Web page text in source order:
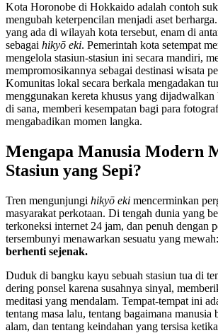
Kota Horonobe di Hokkaido adalah contoh
mengubah keterpencilan menjadi aset
yang ada di wilayah kota tersebut, enam di
sebagai hikyō eki. Pemerintah kota setempat
mengelola stasiun-stasiun ini secara mandiri,
mempromosikannya sebagai destinasi wisata
Komunitas lokal secara berkala mengadakan
menggunakan kereta khusus yang dijadwalkan
di sana, memberi kesempatan bagi para
mengabadikan momen langka.
Mengapa Manusia Modern
Stasiun yang Sepi?
Tren mengunjungi hikyō eki mencerminkan
masyarakat perkotaan. Di tengah dunia yang
terkoneksi internet 24 jam, dan penuh dengan
tersembunyi menawarkan sesuatu yang mewah:
berhenti sejenak.
Duduk di bangku kayu sebuah stasiun tua di
dering ponsel karena susahnya sinyal,
meditasi yang mendalam. Tempat-tempat ini
tentang masa lalu, tentang bagaimana manusia
alam, dan tentang keindahan yang tersisa